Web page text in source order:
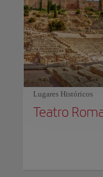
Lugares Históricos